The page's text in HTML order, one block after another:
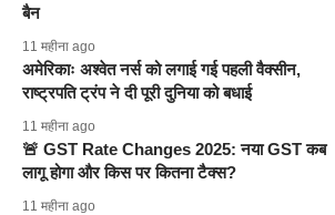
बैन
11 महीना ago
अमेरिकाः अश्वेत नर्स को लगाई गई पहली वैक्सीन,
राष्ट्रपति ट्रंप ने दी पूरी दुनिया को बधाई
11 महीना ago
🚨 GST Rate Changes 2025: नया GST कब
लागू होगा और किस पर कितना टैक्स?
11 महीना ago